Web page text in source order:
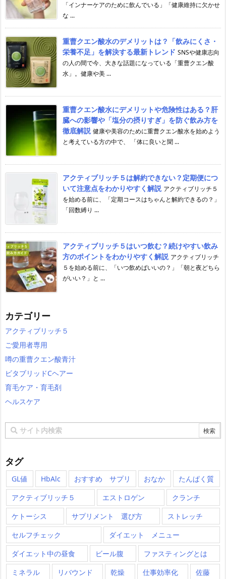
「インナーケアのために飲んでいる」「健康維持に欠かせ
な ...
重曹クエン酸水のデメリットは？「飲みにくさ・
栄養不足」を解決する最新トレンド SNSや健康志向
の人の間で今、大きな話題になっている「重曹クエン酸
水」。健康や美 ...
重曹クエン酸水にデメリットや危険性はある？肝
臓への影響や「塩分の摂りすぎ」を防ぐ飲み方を
徹底解説 健康や美容のために重曹クエン酸水を始めよう
と考えている方の中で、 「体に良いと聞 ...
アクティブリッチ５は解約できない？定期便につ
いて注意点をわかりやすく解説 アクティブリッチ５
を始める前に、「定期コースはちゃんと解約できるの？」
「回数縛り ...
アクティブリッチ５はいつ飲む？続けやすい飲み
方のポイントをわかりやすく解説 アクティブリッチ
５を始める前に、「いつ飲めばいいの？」「朝と夜どちら
がいい？」と ...
カテゴリー
アクティブリッチ５
ご愛用者専用
噂の重曹クエン酸青汁
ビタブリッドCヘアー
育毛ケア・育毛剤
ヘルスケア
タグ
GL値 HbAlc おすすめ サプリ おなか
たんぱく質
アクティブリッチ５
エストロゲン
クランチ
ケトーシス
サプリメント 選び方
ストレッチ
セルフチェック
ダイエット メニュー
ダイエット中の昼食
ビール腹
ファスティングとは
ミネラル
リバウンド 乾燥 仕事効率化 佐藤